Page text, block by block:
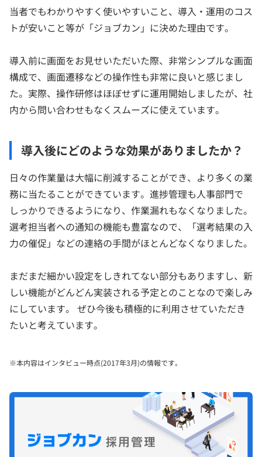
当者でもわかりやすく使いやすいこと、導入・運用のコス
トが安いこと等が「ジョブカン」に決めた理由です。
導入前に画面をお見せいただいた際、非常シンプルな画面
構成で、画面遷移などの操作性も非常に良いと感じまし
た。実際、操作研修はほぼせずに運用開始しましたが、社
内から問い合わせもなくスムーズに使えています。
導入後にどのような効果がありましたか？
日々の作業量は大幅に削減することができ、より多くの業
務に当たることができています。進捗管理も人事部門で
しっかりできるようになり、作業漏れもなくなりました。
選考担当者への通知の機能も豊富なので、「選考結果の入
力の催促」などの連絡の手間がほとんどなくなりました。
まだまだ細かい設定をしきれてない部分もありますし、新
しい機能がどんどん実装される予定とのことなので楽しみ
にしています。 ぜひ今後も積極的に利用させていただき
たいと考えています。
※本内容はインタビュー時点(2017年3月)の情報です。